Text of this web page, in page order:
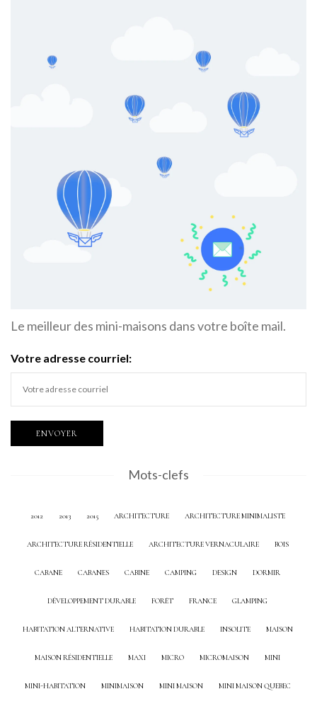
Le meilleur des mini-maisons dans votre boîte mail.
Votre adresse courriel:
Mots-clefs
2012 2013 2015 ARCHITECTURE ARCHITECTURE MINIMALISTE
ARCHITECTURE RÉSIDENTIELLE ARCHITECTURE VERNACULAIRE BOIS
CABANE CABANES CABINE CAMPING DESIGN DORMIR
DÉVELOPPEMENT DURABLE FORÊT FRANCE GLAMPING
HABITATION ALTERNATIVE HABITATION DURABLE INSOLITE MAISON
MAISON RÉSIDENTIELLE MAXI MICRO MICROMAISON MINI
MINI-HABITATION MINIMAISON MINI MAISON MINI MAISON QUEBEC